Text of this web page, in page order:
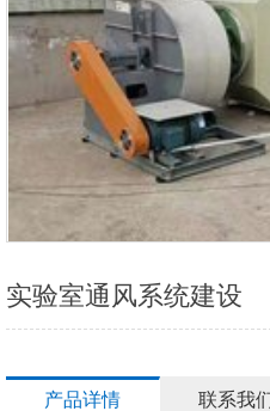
实验室通风系统建设
产品详情 联系我